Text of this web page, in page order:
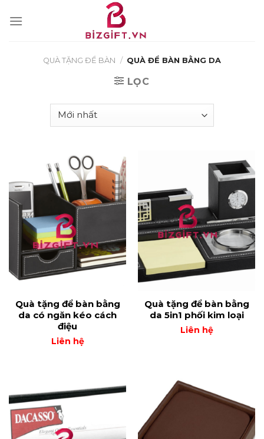
QUÀ TẶNG ĐỂ BÀN / QUÀ ĐỂ BÀN BẰNG DA
LỌC
Quà tặng để bàn bằng
da có ngăn kéo cách
điệu
Liên hệ
Quà tặng để bàn bằng
da 5in1 phối kim loại
Liên hệ